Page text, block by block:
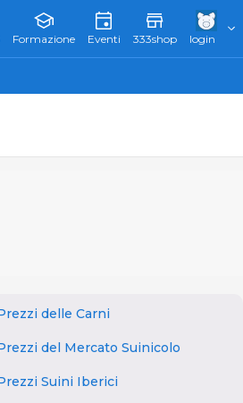
Formazione Eventi 333shop login
delle Carni
del Mercato Suinicolo
Suini Iberici